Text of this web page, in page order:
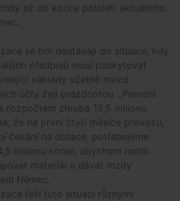
až do konce pololetí aktuálního
se tím dostávají do situace, kdy
předpisů musí poskytovat
náklady včetně mezd
účty zejí prázdnotou. „Prevent
rozpočtem zhruba 13,5 milionu
že na první čtyři měsíce provozu,
čekání na dotace, potřebujeme
milionu korun, abychom mohli
materiál a dávat mzdy
Němec.
řeší tuto situaci různými